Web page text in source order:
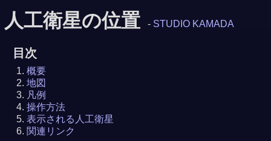
人工衛星の位置 - STUDIO KAMADA
目次
概要
地図
凡例
操作方法
表示される人工衛星
関連リンク